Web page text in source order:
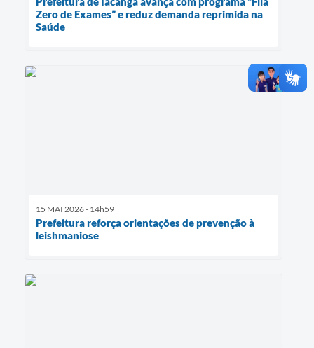
Zero de Exames” e reduz demanda reprimida na
Saúde
15 MAI 2026 - 14h59
Prefeitura reforça orientações de prevenção à
leishmaniose